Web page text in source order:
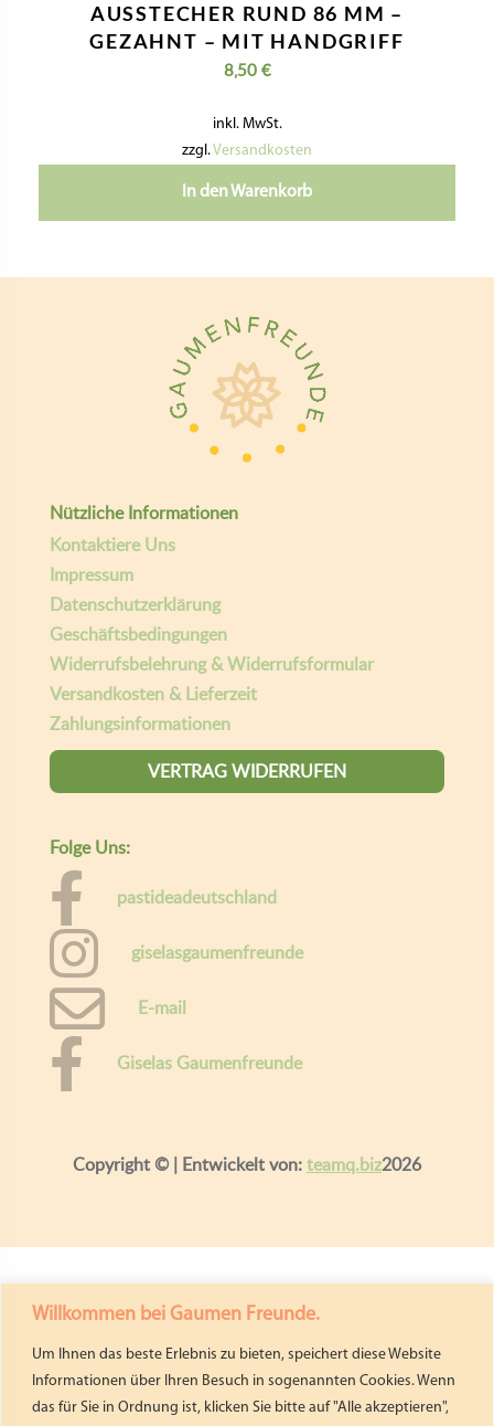
Willkommen bei Gaumen Freunde.
Um Ihnen das beste Erlebnis zu bieten, speichert diese Website
Informationen über Ihren Besuch in sogenannten Cookies. Wenn
das für Sie in Ordnung ist, klicken Sie bitte auf "Alle akzeptieren",
AUSSTECHER RUND 86 MM –
GEZAHNT – MIT HANDGRIFF
8,50 €
inkl. MwSt.
zzgl.Versandkosten
In den Warenkorb
Nützliche Informationen
Kontaktiere Uns
Impressum
Datenschutzerklärung
Geschäftsbedingungen
Widerrufsbelehrung & Widerrufsformular
Versandkosten & Lieferzeit
Zahlungsinformationen
VERTRAG WIDERRUFEN
Folge Uns:
pastideadeutschland
giselasgaumenfreunde
E-mail
Giselas Gaumenfreunde
Copyright © | Entwickelt von:teamq.biz2026